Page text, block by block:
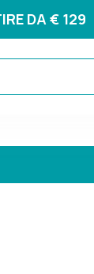
DA € 129